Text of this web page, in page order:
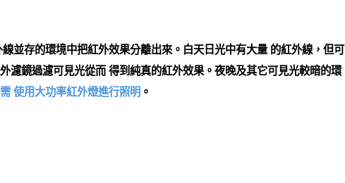
並存的環境中把紅外效果分離出來。白天日光中有大量 的紅外線，但可
濾鏡過濾可見光從而 得到純真的紅外效果。夜晚及其它可見光較暗的環
使用大功率紅外燈進行照明 。